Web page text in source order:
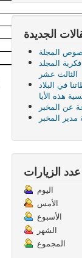
الجديدة
المجلة
المجلد
الثالث عشر
في البلاد
هذه الأيا
عن المخبر
مدير المخبر
عدد الزيارات
اليوم
الأمس
الأسبوع
الشهر
المجموع